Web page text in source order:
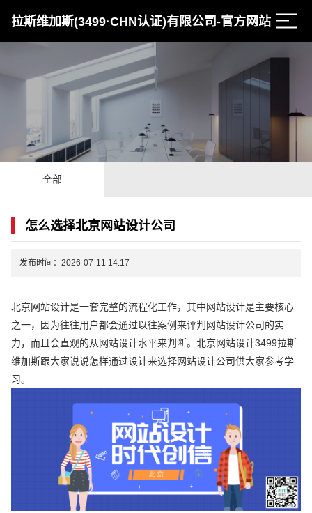
拉斯维加斯(3499·CHN认证)有限公司-官方网站
全部
怎么选择北京网站设计公司
发布时间：2026-07-11 14:17
北京网站设计是一套完整的流程化工作，其中网站设计是主要核心
之一，因为往往用户都会通过以往案例来评判网站设计公司的实
力，而且会直观的从网站设计水平来判断。北京网站设计3499拉斯
维加斯跟大家说说怎样通过设计来选择网站设计公司供大家参考学
习。